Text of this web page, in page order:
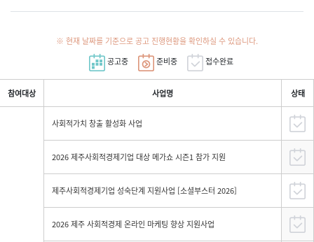
※ 현재 날짜를 기준으로 공고 진행현황을 확인하실 수 있습니다.
공고중
준비중 접수완료
참여대상 사업명 상태
사회적가치 창출 활성화 사업
2026 제주사회적경제기업 대상 메가쇼 시즌1 참가 지원
제주사회적경제기업 성숙단계 지원사업 [소셜부스터 2026]
2026 제주 사회적경제 온라인 마케팅 향상 지원사업